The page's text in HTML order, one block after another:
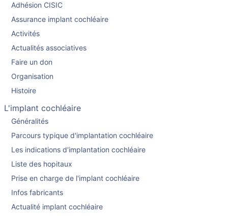
Adhésion CISIC
Assurance implant cochléaire
Activités
Actualités associatives
Faire un don
Organisation
Histoire
L'implant cochléaire
Généralités
Parcours typique d'implantation cochléaire
Les indications d'implantation cochléaire
Liste des hopitaux
Prise en charge de l'implant cochléaire
Infos fabricants
Actualité implant cochléaire